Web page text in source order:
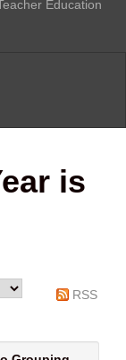
Education
is
RSS